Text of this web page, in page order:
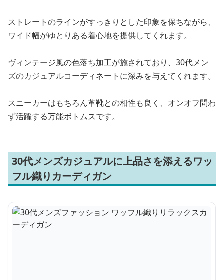
ストレートのラインがすっきりとした印象を保ちながら、
ワイド幅がゆとりある着心地を提供してくれます。
ヴィンテージ風の色落ち加工が施されており、30代メン
ズのカジュアルコーディネートに深みを与えてくれます。
スニーカーはもちろん革靴との相性も良く、オンオフ問わ
ず活躍する万能ボトムスです。
30代メンズカジュアルに上品さを添えるワッ
フル織りカーディガン